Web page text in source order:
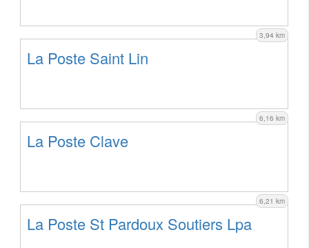
3,94 km
La Poste Saint Lin
6,16 km
La Poste Clave
6,21 km
La Poste St Pardoux Soutiers Lpa